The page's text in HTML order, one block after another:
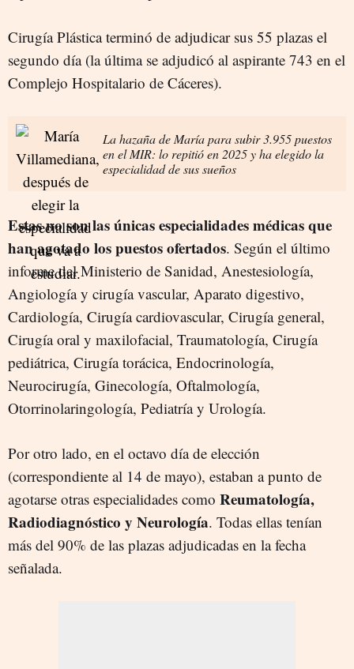
Cirugía Plástica terminó de adjudicar sus 55 plazas el
segundo día (la última se adjudicó al aspirante 743 en el
Complejo Hospitalario de Cáceres).
La hazaña de María para subir 3.955 puestos
en el MIR: lo repitió en 2025 y ha elegido la
especialidad de sus sueños
Estas no son las únicas especialidades médicas que
han agotado los puestos ofertados. Según el último
informe del Ministerio de Sanidad, Anestesiología,
Angiología y cirugía vascular, Aparato digestivo,
Cardiología, Cirugía cardiovascular, Cirugía general,
Cirugía oral y maxilofacial, Traumatología, Cirugía
pediátrica, Cirugía torácica, Endocrinología,
Neurocirugía, Ginecología, Oftalmología,
Otorrinolaringología, Pediatría y Urología.
Por otro lado, en el octavo día de elección
(correspondiente al 14 de mayo), estaban a punto de
agotarse otras especialidades como Reumatología,
Radiodiagnóstico y Neurología. Todas ellas tenían
más del 90% de las plazas adjudicadas en la fecha
señalada.